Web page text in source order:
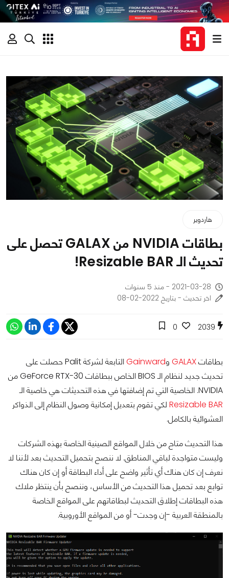
هاردوير
بطاقات NVIDIA من GALAX تحصل على
تحديث الـ Resizable BAR!
2021-03-28 - منذ 5 سنوات
اخر تحديث - بتاريخ 2022-02-08
2039
0
بطاقاتGALAX وGainward
التابعة لشركة Palit حصلت على
تحديث جديد لنظام الـ BIOS الخاص ببطاقات GeForce RTX-30 من
NVIDIA. الخاصية التي تم إضافتها في هذه التحديثات هي خاصية الـ
Resizable BAR لكي تقوم بتعديل إمكانية وصول النظام إلى الذواكر
العشوائية بالكامل.
هذا التحديث متاح من خلال المواقع الصينية الخاصة بهذه الشركات
وليست متواجدة لباقي المناطق. لا ننصح بتحميل التحديث بعد لأننا لا
نعرف إن كان هناك أي تأثير واضح على أداء البطاقة أو إن كان هناك
توابع بعد تحميل هذا التحديث من الأساس، وننصح بأن ينتظر ملاك
هذه البطاقات إطلاق التحديث لبطاقاتهم على المواقع الخاصة
بالمنطقة العربية -إن وجدت- أو من المواقع الأوروبية.